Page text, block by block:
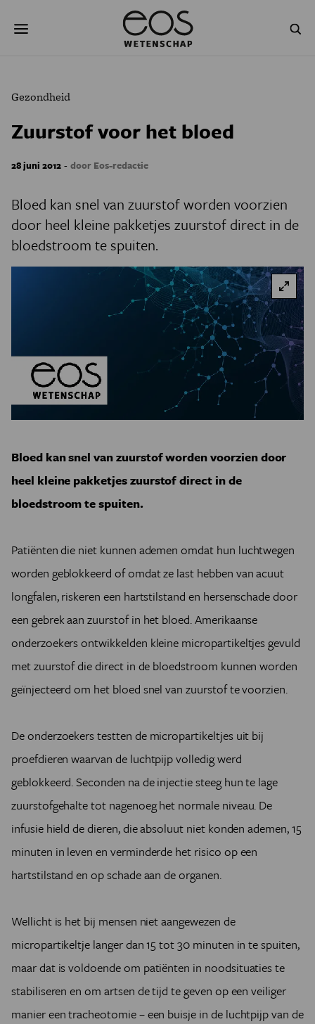
naar
PODCAST AGENDA
JONGE UITDAGERS
Gezondheid
Zuurstof voor het bloed
28 juni 2012 - door Eos-redactie
Bloed kan snel van zuurstof worden voorzien
door heel kleine pakketjes zuurstof direct in de
bloedstroom te spuiten.
Bloed kan snel van zuurstof worden voorzien door
heel kleine pakketjes zuurstof direct in de
bloedstroom te spuiten.
Patiënten die niet kunnen ademen omdat hun luchtwegen
worden geblokkeerd of omdat ze last hebben van acuut
longfalen, riskeren een hartstilstand en hersenschade door
een gebrek aan zuurstof in het bloed. Amerikaanse
onderzoekers ontwikkelden kleine micropartikeltjes gevuld
met zuurstof die direct in de bloedstroom kunnen worden
geïnjecteerd om het bloed snel van zuurstof te voorzien.
De onderzoekers testten de micropartikeltjes uit bij
proefdieren waarvan de luchtpijp volledig werd
geblokkeerd. Seconden na de injectie steeg hun te lage
zuurstofgehalte tot nagenoeg het normale niveau. De
infusie hield de dieren, die absoluut niet konden ademen, 15
minuten in leven en verminderde het risico op een
hartstilstand en op schade aan de organen.
Wellicht is het bij mensen niet aangewezen de
micropartikeltje langer dan 15 tot 30 minuten in te spuiten,
maar dat is voldoende om patiënten in noodsituaties te
stabiliseren en om artsen de tijd te geven op een veiliger
manier een tracheotomie – een buisje in de luchtpijp van de